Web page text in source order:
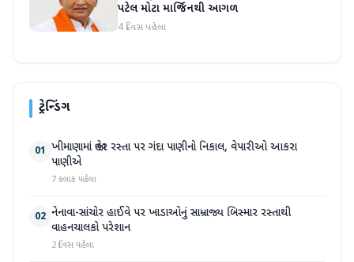
પટેલ મોટા માર્જિનથી આગળ
4 દિવસ પહેલા
ટ્રેન્ડિંગ
01 ખીમાણામાં જાહેર રસ્તા પર ગંદા પાણીનો નિકાલ, વેપારીઓ આકરા
પાણીએ
7 કલાક પહેલા
02 નેનાવા-સાંચોર હાઈવે પર ખાડાઓનું સામ્રાજ્ય બિસ્માર રસ્તાથી
વાહનચાલકો પરેશાન
2 દિવસ પહેલા